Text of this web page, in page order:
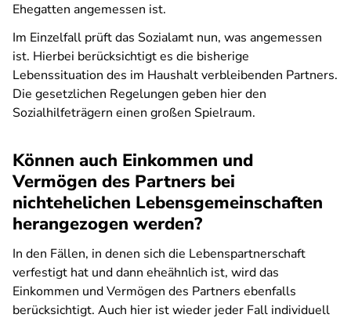
Ehegatten angemessen ist.
Im Einzelfall prüft das Sozialamt nun, was angemessen
ist. Hierbei berücksichtigt es die bisherige
Lebenssituation des im Haushalt verbleibenden Partners.
Die gesetzlichen Regelungen geben hier den
Sozialhilfeträgern einen großen Spielraum.
Können auch Einkommen und
Vermögen des Partners bei
nichtehelichen Lebensgemeinschaften
herangezogen werden?
In den Fällen, in denen sich die Lebenspartnerschaft
verfestigt hat und dann eheähnlich ist, wird das
Einkommen und Vermögen des Partners ebenfalls
berücksichtigt. Auch hier ist wieder jeder Fall individuell